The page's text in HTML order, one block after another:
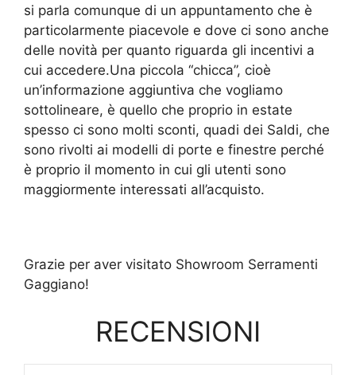
si parla comunque di un appuntamento che è
particolarmente piacevole e dove ci sono anche
delle novità per quanto riguarda gli incentivi a
cui accedere.Una piccola “chicca”, cioè
un’informazione aggiuntiva che vogliamo
sottolineare, è quello che proprio in estate
spesso ci sono molti sconti, quadi dei Saldi, che
sono rivolti ai modelli di porte e finestre perché
è proprio il momento in cui gli utenti sono
maggiormente interessati all’acquisto.
Grazie per aver visitato Showroom Serramenti
Gaggiano!
RECENSIONI